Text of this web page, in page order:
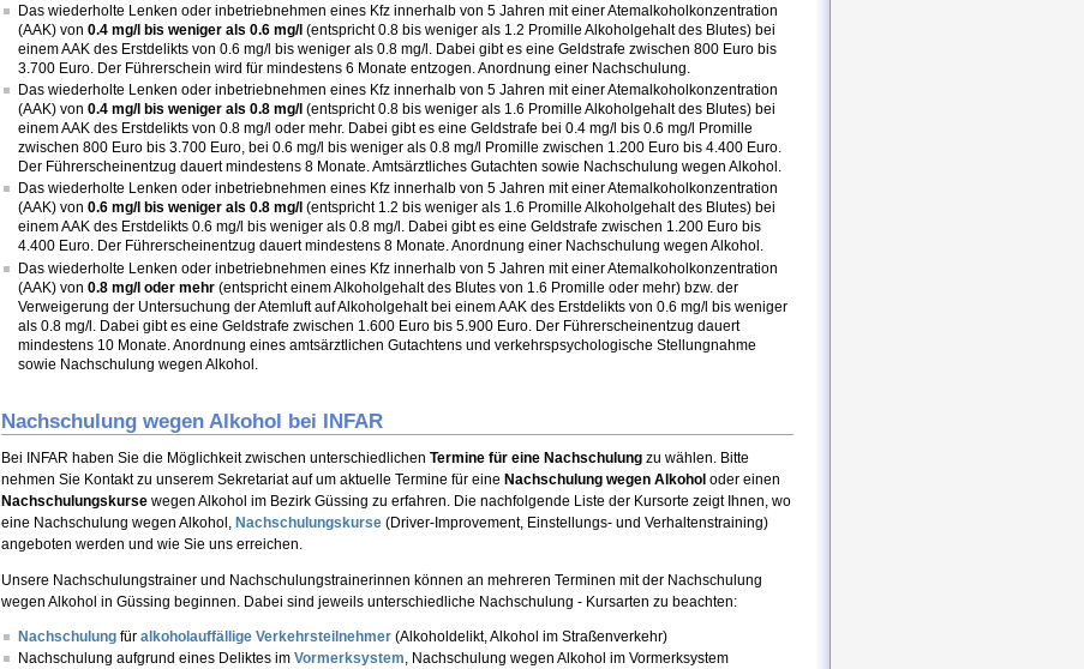
Das wiederholte Lenken oder inbetriebnehmen eines Kfz innerhalb von 5 Jahren mit einer Atemalkoholkonzentration
(AAK) von 0.4 mg/l bis weniger als 0.6 mg/l (entspricht 0.8 bis weniger als 1.2 Promille Alkoholgehalt des Blutes) bei
einem AAK des Erstdelikts von 0.6 mg/l bis weniger als 0.8 mg/l. Dabei gibt es eine Geldstrafe zwischen 800 Euro bis
3.700 Euro. Der Führerschein wird für mindestens 6 Monate entzogen. Anordnung einer Nachschulung.
Das wiederholte Lenken oder inbetriebnehmen eines Kfz innerhalb von 5 Jahren mit einer Atemalkoholkonzentration
(AAK) von 0.4 mg/l bis weniger als 0.8 mg/l (entspricht 0.8 bis weniger als 1.6 Promille Alkoholgehalt des Blutes) bei
einem AAK des Erstdelikts von 0.8 mg/l oder mehr. Dabei gibt es eine Geldstrafe bei 0.4 mg/l bis 0.6 mg/l Promille
zwischen 800 Euro bis 3.700 Euro, bei 0.6 mg/l bis weniger als 0.8 mg/l Promille zwischen 1.200 Euro bis 4.400 Euro.
Der Führerscheinentzug dauert mindestens 8 Monate. Amtsärztliches Gutachten sowie Nachschulung wegen Alkohol.
Das wiederholte Lenken oder inbetriebnehmen eines Kfz innerhalb von 5 Jahren mit einer Atemalkoholkonzentration
(AAK) von 0.6 mg/l bis weniger als 0.8 mg/l (entspricht 1.2 bis weniger als 1.6 Promille Alkoholgehalt des Blutes) bei
einem AAK des Erstdelikts 0.6 mg/l bis weniger als 0.8 mg/l. Dabei gibt es eine Geldstrafe zwischen 1.200 Euro bis
4.400 Euro. Der Führerscheinentzug dauert mindestens 8 Monate. Anordnung einer Nachschulung wegen Alkohol.
Das wiederholte Lenken oder inbetriebnehmen eines Kfz innerhalb von 5 Jahren mit einer Atemalkoholkonzentration
(AAK) von 0.8 mg/l oder mehr (entspricht einem Alkoholgehalt des Blutes von 1.6 Promille oder mehr) bzw. der
Verweigerung der Untersuchung der Atemluft auf Alkoholgehalt bei einem AAK des Erstdelikts von 0.6 mg/l bis weniger
als 0.8 mg/l. Dabei gibt es eine Geldstrafe zwischen 1.600 Euro bis 5.900 Euro. Der Führerscheinentzug dauert
mindestens 10 Monate. Anordnung eines amtsärztlichen Gutachtens und verkehrspsychologische Stellungnahme
sowie Nachschulung wegen Alkohol.
Nachschulung wegen Alkohol bei INFAR
Bei INFAR haben Sie die Möglichkeit zwischen unterschiedlichen Termine für eine Nachschulung zu wählen. Bitte
nehmen Sie Kontakt zu unserem Sekretariat auf um aktuelle Termine für eine Nachschulung wegen Alkohol oder einen
Nachschulungskurse wegen Alkohol im Bezirk Güssing zu erfahren. Die nachfolgende Liste der Kursorte zeigt Ihnen, wo
eine Nachschulung wegen Alkohol, Nachschulungskurse (Driver-Improvement, Einstellungs- und Verhaltenstraining)
angeboten werden und wie Sie uns erreichen.
Unsere Nachschulungstrainer und Nachschulungstrainerinnen können an mehreren Terminen mit der Nachschulung
wegen Alkohol in Güssing beginnen. Dabei sind jeweils unterschiedliche Nachschulung - Kursarten zu beachten:
Nachschulung für alkoholauffällige Verkehrsteilnehmer (Alkoholdelikt, Alkohol im Straßenverkehr)
Nachschulung aufgrund eines Deliktes im Vormerksystem, Nachschulung wegen Alkohol im Vormerksystem